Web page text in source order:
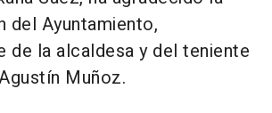
del Ayuntamiento,
de la alcaldesa y del teniente
Muñoz.